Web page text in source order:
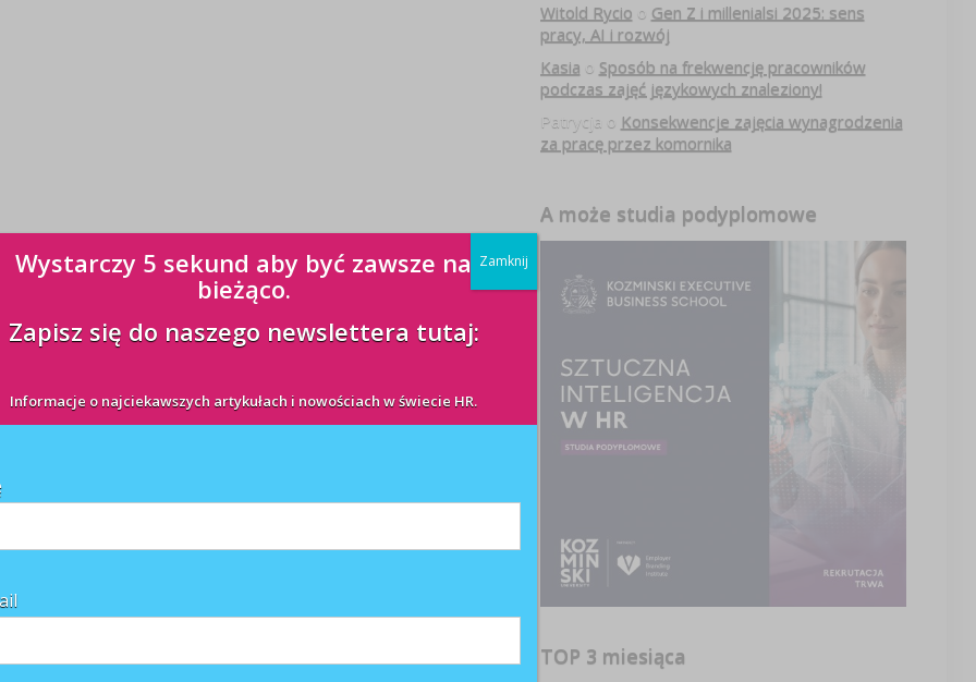
Witold Rycio o Gen Z i millenialsi 2025: sens
pracy, AI i rozwój
Kasia o Sposób na frekwencję pracowników
podczas zajęć językowych znaleziony!
Patrycja o Konsekwencje zajęcia wynagrodzenia
za pracę przez komornika
A może studia podyplomowe
TOP 3 miesiąca
Wystarczy 5 sekund aby być zawsze na
bieżąco.
Zapisz się do naszego newslettera tutaj:
Informacje o najciekawszych artykułach i nowościach w świecie HR.
Zamknij